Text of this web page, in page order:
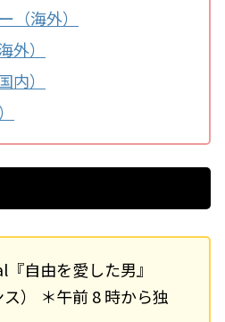
（海外）
外）
内）
自由を愛した男』
ス） ＊午前 8 時から独